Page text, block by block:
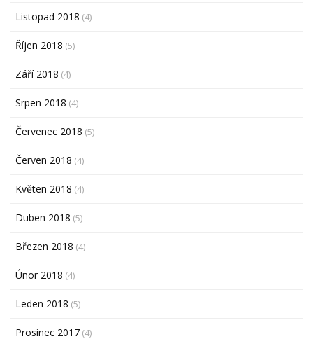
Listopad 2018 (4)
Říjen 2018 (5)
Září 2018 (4)
Srpen 2018 (4)
Červenec 2018 (5)
Červen 2018 (4)
Květen 2018 (4)
Duben 2018 (5)
Březen 2018 (4)
Únor 2018 (4)
Leden 2018 (5)
Prosinec 2017 (4)